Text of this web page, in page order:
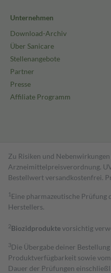
Unternehmen
Download-Archiv
Über Sanicare
Stellenangebote
Partner
Presse
Affiliate Programm
Zu Risiken und
Arzneimittelpreisverordnung.
Bestell­wert versand­kosten­frei.
1 Eine pharmazeutische
Herstellers.
2Biozidproduktevorsichtig
3Die Übergabe deiner
Produktverfügbarkeit sowie
Dauer der Prüfungen